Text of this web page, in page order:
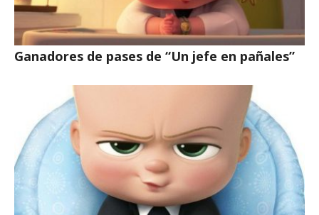
Ganadores de pases de “Un jefe en pañales”